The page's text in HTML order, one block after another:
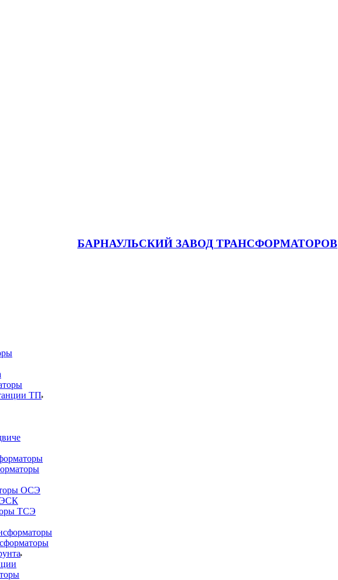
БАРНАУЛЬСКИЙ ЗАВОД ТРАНСФОРМАТОРОВ
ТП
ОСЭ
ТСЭ